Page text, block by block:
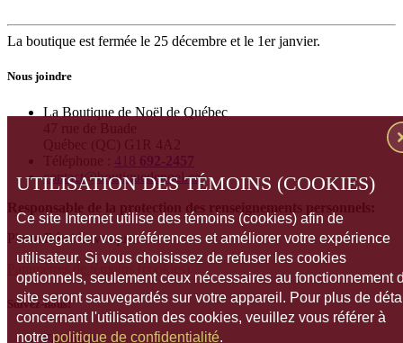
La boutique est fermée le 25 décembre et le 1er janvier.
Nous joindre
La Boutique de Noël de Québec
contact@boutiquedenoel.ca
Pierre Rémi Levesque
Paramètres de témoins (cookies)
Suivez-nous!
Facebook
UTILISATION DES TÉMOINS (COOKIES)
Ce site Internet utilise des témoins (cookies) afin de
sauvegarder vos préférences et améliorer votre expérience
utilisateur. Si vous choisissez de refuser les cookies
optionnels, seulement ceux nécessaires au fonctionnement
site seront sauvegardés sur votre appareil. Pour plus de
concernant l'utilisation des cookies, veuillez vous référer à
notre politique de confidentialité.